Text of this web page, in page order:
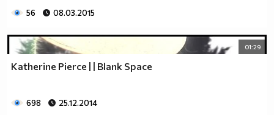
56 08.03.2015
01:29
Katherine Pierce | | Blank Space
698 25.12.2014